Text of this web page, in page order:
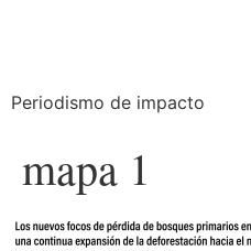
Periodismo de impacto
mapa 1